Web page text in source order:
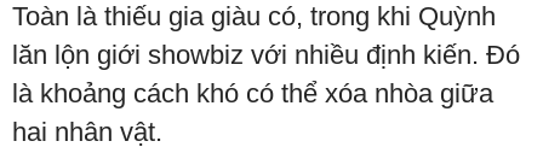
Toàn là thiếu gia giàu có, trong khi Quỳnh
lăn lộn giới showbiz với nhiều định kiến. Đó
là khoảng cách khó có thể xóa nhòa giữa
hai nhân vật.